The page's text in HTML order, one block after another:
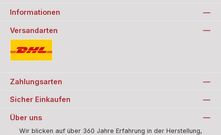
Informationen
Versandarten
Zahlungsarten
Sicher Einkaufen
Über uns
Wir blicken auf über 360 Jahre Erfahrung in der Herstellung,